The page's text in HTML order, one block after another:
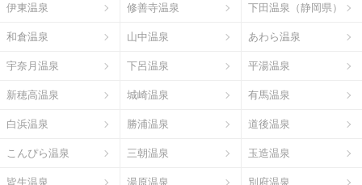
伊東温泉 修善寺温泉 下田温泉（静岡県）
和倉温泉 山中温泉 あわら温泉
宇奈月温泉 下呂温泉 平湯温泉
新穂高温泉 城崎温泉 有馬温泉
白浜温泉 勝浦温泉 道後温泉
こんぴら温泉 三朝温泉 玉造温泉
皆生温泉 湯原温泉 別府温泉